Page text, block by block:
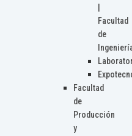
Facultad
de
Facultad
de
Producción
y